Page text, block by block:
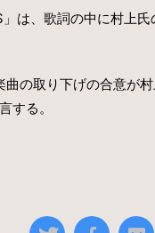
は、歌詞の中に村上
の取り下げの合意が
する。